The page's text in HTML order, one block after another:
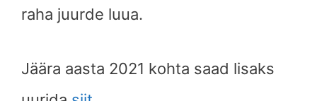
raha juurde luua.
Jäära aasta 2021 kohta saad lisaks